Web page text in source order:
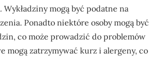
mogą być podatne na
Ponadto niektóre osoby mogą być
co może prowadzić do problemów
mogą zatrzymywać kurz i alergeny, co